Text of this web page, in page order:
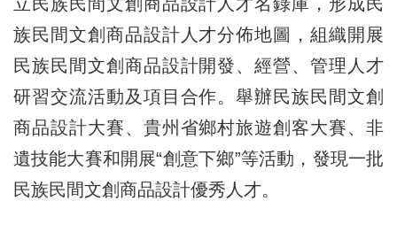
族民間文創商品設計人才分佈地圖，組織開展
民族民間文創商品設計開發、經營、管理人才
研習交流活動及項目合作。舉辦民族民間文創
商品設計大賽、貴州省鄉村旅遊創客大賽、非
遺技能大賽和開展“創意下鄉”等活動，發現一批
民族民間文創商品設計優秀人才。